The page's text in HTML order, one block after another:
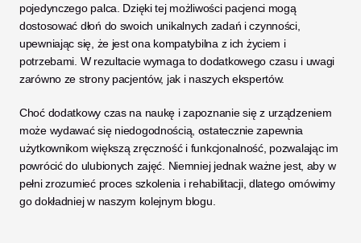
pojedynczego palca. Dzięki tej możliwości pacjenci mogą
dostosować dłoń do swoich unikalnych zadań i czynności,
upewniając się, że jest ona kompatybilna z ich życiem i
potrzebami. W rezultacie wymaga to dodatkowego czasu i uwagi
zarówno ze strony pacjentów, jak i naszych ekspertów.
Choć dodatkowy czas na naukę i zapoznanie się z urządzeniem
może wydawać się niedogodnością, ostatecznie zapewnia
użytkownikom większą zręczność i funkcjonalność, pozwalając im
powrócić do ulubionych zajęć. Niemniej jednak ważne jest, aby w
pełni zrozumieć proces szkolenia i rehabilitacji, dlatego omówimy
go dokładniej w naszym kolejnym blogu.